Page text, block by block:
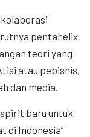
pentahelix
teori yang
atau pebisnis,
dan media.
baru untuk
di Indonesia”